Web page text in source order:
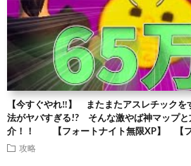
【今すぐやれ‼】 またまたアスレチック
法がヤバすぎる!? そんな激やば神マップと
介！！ 【フォートナイト無限XP】 【フ
攻略